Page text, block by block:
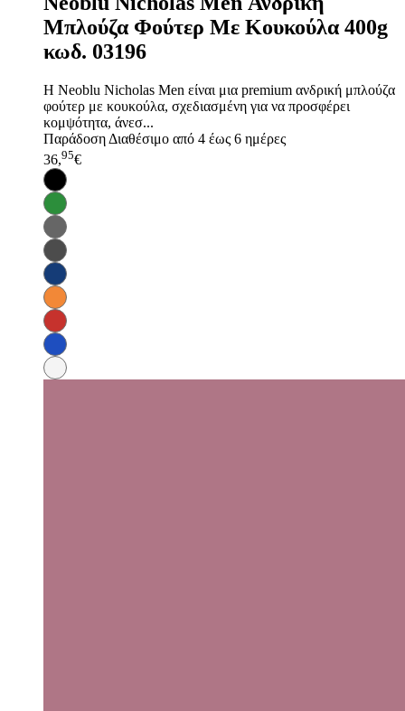
Μπλούζα Φούτερ Με Κουκούλα 400g
κωδ. 03196
Η Neoblu Nicholas Men είναι μια premium ανδρική μπλούζα
φούτερ με κουκούλα, σχεδιασμένη για να προσφέρει
κομψότητα, άνεσ...
Παράδοση Διαθέσιμο από 4 έως 6 ημέρες
36,95€